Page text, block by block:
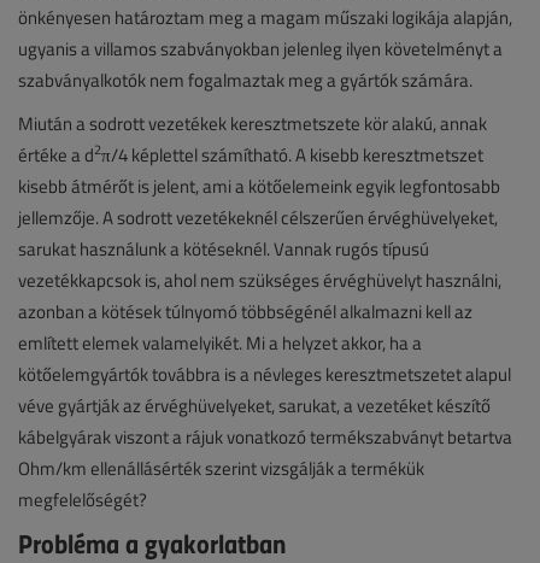
önkényesen határoztam meg a magam műszaki logikája alapján,
ugyanis a villamos szabványokban jelenleg ilyen követelményt a
szabványalkotók nem fogalmaztak meg a gyártók számára.
Miután a sodrott vezetékek keresztmetszete kör alakú, annak
értéke a d2π/4 képlettel számítható. A kisebb keresztmetszet
kisebb átmérőt is jelent, ami a kötőelemeink egyik legfontosabb
jellemzője. A sodrott vezetékeknél célszerűen érvéghüvelyeket,
sarukat használunk a kötéseknél. Vannak rugós típusú
vezetékkapcsok is, ahol nem szükséges érvéghüvelyt használni,
azonban a kötések túlnyomó többségénél alkalmazni kell az
említett elemek valamelyikét. Mi a helyzet akkor, ha a
kötőelemgyártók továbbra is a névleges keresztmetszetet alapul
véve gyártják az érvéghüvelyeket, sarukat, a vezetéket készítő
kábelgyárak viszont a rájuk vonatkozó termékszabványt betartva
Ohm/km ellenállásérték szerint vizsgálják a termékük
megfelelőségét?
Probléma a gyakorlatban